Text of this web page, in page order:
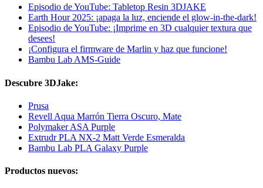
Episodio de YouTube: Tabletop Resin 3DJAKE
Earth Hour 2025: ¡apaga la luz, enciende el glow-in-the-dark!
Episodio de YouTube: ¡Imprime en 3D cualquier textura que
desees!
¡Configura el firmware de Marlin y haz que funcione!
Bambu Lab AMS-Guide
Descubre 3DJake:
Prusa
Revell Aqua Marrón Tierra Oscuro, Mate
Polymaker ASA Purple
Extrudr PLA NX-2 Matt Verde Esmeralda
Bambu Lab PLA Galaxy Purple
Productos nuevos: